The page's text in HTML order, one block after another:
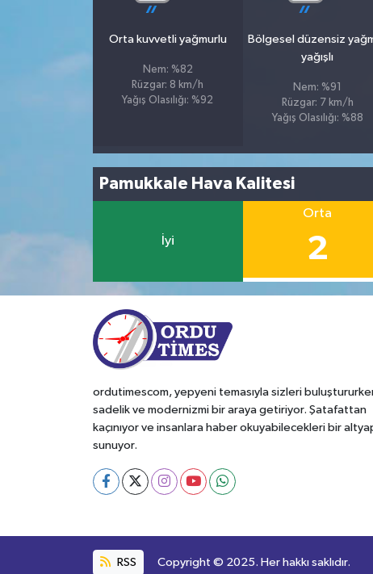
Orta kuvvetli yağmurlu
Nem: %82
Rüzgar: 8 km/h
Yağış Olasılığı: %92
Bölgesel düzensiz
yağışlı
Nem: %91
Rüzgar: 7 km/h
Yağış Olasılığı: %88
Pamukkale Hava Kalitesi
İyi
Orta
2
ordutimescom, yepyeni temasıyla sizleri
sadelik ve modernizmi bir araya getiriyor. Şatafattan
kaçınıyor ve insanlara haber okuyabilecekleri bir
sunuyor.
RSS Copyright © 2025. Her hakkı saklıdır.